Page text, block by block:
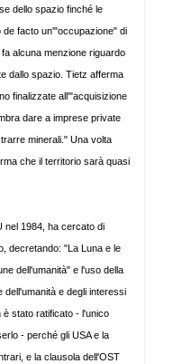
dello spazio finché le
facto un'"occupazione" di
alcuna menzione riguardo
dallo spazio. Tietz afferma
finalizzate all'"acquisizione
dare a imprese private
minerali." Una volta
che il territorio sarà quasi
nel 1984, ha cercato di
decretando: "La Luna e le
dell'umanità" e l'uso della
dell'umanità e degli interessi
è stato ratificato - l'unico
- perché gli USA e la
e la clausola dell'OST